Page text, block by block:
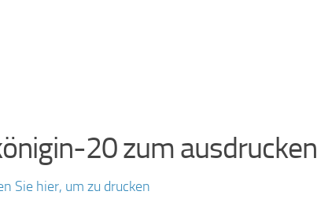
20 zum ausdrucken
Sie hier, um zu drucken